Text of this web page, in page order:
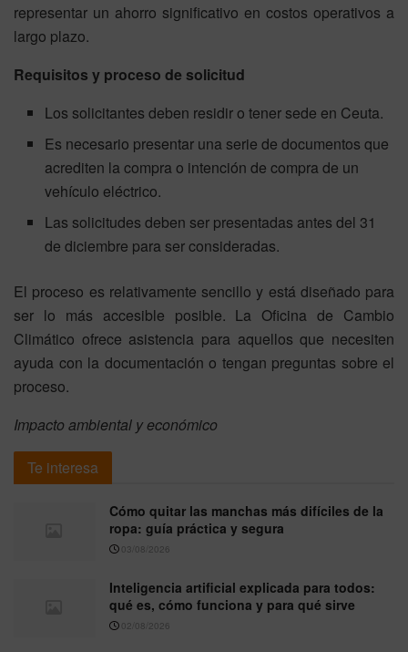
representar un ahorro significativo en costos operativos a
largo plazo.
Requisitos y proceso de solicitud
Los solicitantes deben residir o tener sede en Ceuta.
Es necesario presentar una serie de documentos que
acrediten la compra o intención de compra de un
vehículo eléctrico.
Las solicitudes deben ser presentadas antes del 31
de diciembre para ser consideradas.
El proceso es relativamente sencillo y está diseñado para
ser lo más accesible posible. La Oficina de Cambio
Climático ofrece asistencia para aquellos que necesiten
ayuda con la documentación o tengan preguntas sobre el
proceso.
Impacto ambiental y económico
Te interesa
Cómo quitar las manchas más difíciles de la
ropa: guía práctica y segura
03/08/2026
Inteligencia artificial explicada para todos:
qué es, cómo funciona y para qué sirve
02/08/2026